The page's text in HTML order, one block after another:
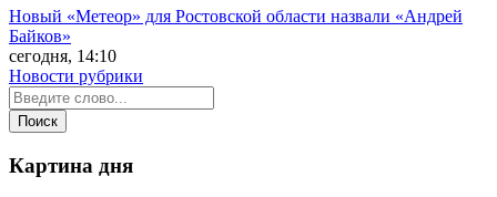
Новый «Метеор» для Ростовской области назвали «Андрей
Байков»
сегодня, 14:10
Новости рубрики
Картина дня